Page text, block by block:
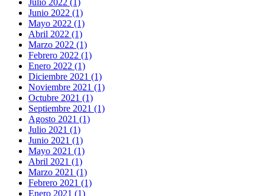
Junio 2022 (1)
Mayo 2022 (1)
Abril 2022 (1)
Marzo 2022 (1)
Febrero 2022 (1)
Enero 2022 (1)
Diciembre 2021 (1)
Noviembre 2021 (1)
Octubre 2021 (1)
Septiembre 2021 (1)
Agosto 2021 (1)
Julio 2021 (1)
Junio 2021 (1)
Mayo 2021 (1)
Abril 2021 (1)
Marzo 2021 (1)
Febrero 2021 (1)
Enero 2021 (1)